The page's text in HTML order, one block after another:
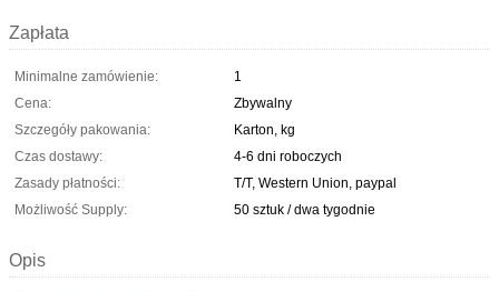
Zapłata
Minimalne zamówienie:
1
Cena:
Zbywalny
Szczegóły pakowania:
Karton, kg
Czas dostawy:
4-6 dni roboczych
Zasady płatności:
T/T, Western Union, paypal
Możliwość Supply:
50 sztuk / dwa tygodnie
Opis